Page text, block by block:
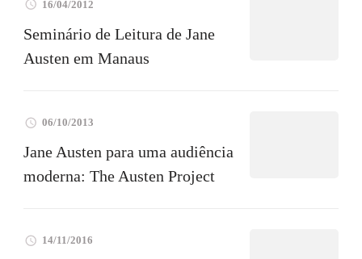
16/04/2012
Seminário de Leitura de Jane
Austen em Manaus
06/10/2013
Jane Austen para uma audiência
moderna: The Austen Project
14/11/2016